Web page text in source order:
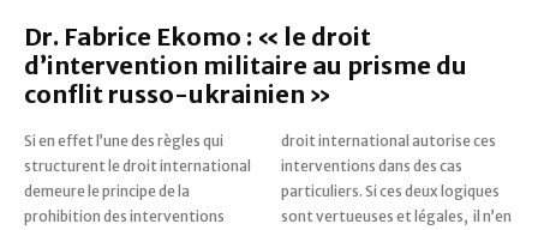
Dr. Fabrice Ekomo : « le droit
d’intervention militaire au prisme du
conflit russo-ukrainien »
Si en effet l’une des règles qui
structurent le droit international
demeure le principe de la
prohibition des interventions
droit international autorise ces
interventions dans des cas
particuliers. Si ces deux logiques
sont vertueuses et légales, il n’en